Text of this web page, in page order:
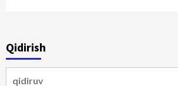
Qidirish